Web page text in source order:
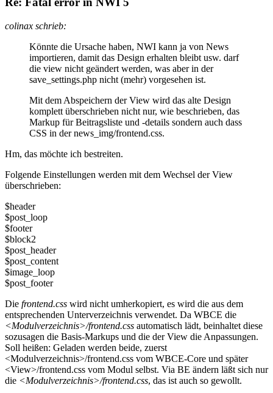
colinax schrieb:
Könnte die Ursache haben, NWI kann ja von News
importieren, damit das Design erhalten bleibt usw. darf
die view nicht geändert werden, was aber in der
save_settings.php nicht (mehr) vorgesehen ist.
Mit dem Abspeichern der View wird das alte Design
komplett überschrieben nicht nur, wie beschrieben, das
Markup für Beitragsliste und -details sondern auch dass
CSS in der news_img/frontend.css.
Hm, das möchte ich bestreiten.
Folgende Einstellungen werden mit dem Wechsel der View
überschrieben:
$header
$post_loop
$footer
$block2
$post_header
$post_content
$image_loop
$post_footer
Die frontend.css wird nicht umherkopiert, es wird die aus dem
entsprechenden Unterverzeichnis verwendet. Da WBCE die
<Modulverzeichnis>/frontend.css automatisch lädt, beinhaltet diese
sozusagen die Basis-Markups und die der View die Anpassungen.
Soll heißen: Geladen werden beide, zuerst
<Modulverzeichnis>/frontend.css vom WBCE-Core und später
<View>/frontend.css vom Modul selbst. Via BE ändern läßt sich nur
die <Modulverzeichnis>/frontend.css, das ist auch so gewollt.